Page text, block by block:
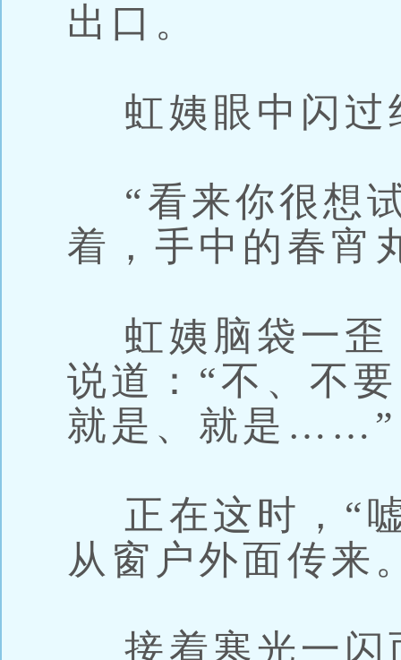
出口。
虹姨眼中闪过
“看来你很想
着，手中的春宵
虹姨脑袋一歪
说道：“不、不
就是、就是……”
正在这时，“
从窗户外面传来
接着寒光一闪